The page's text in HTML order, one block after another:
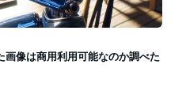
像は商用利用可能なのか調べた